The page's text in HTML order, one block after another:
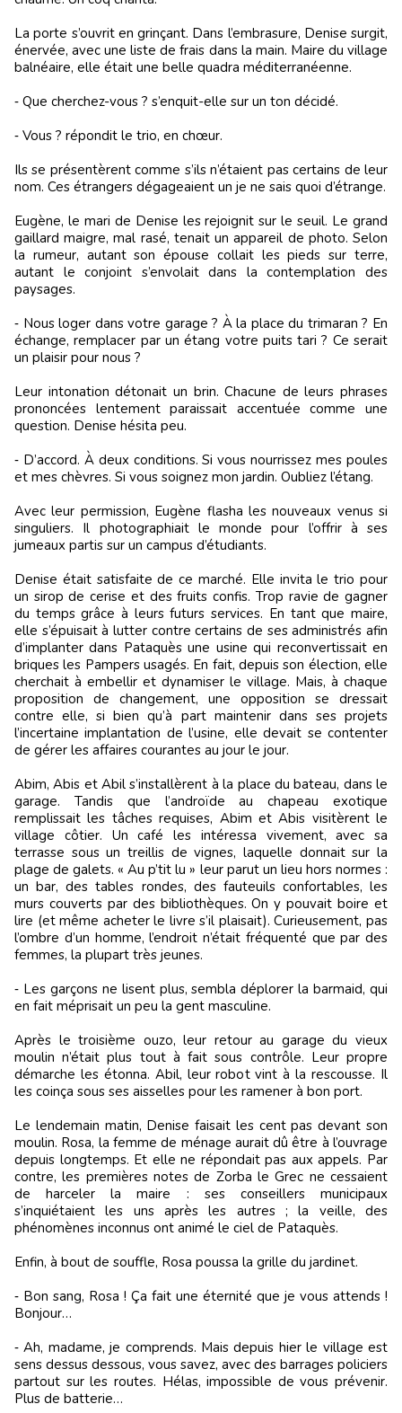
La porte s’ouvrit en grinçant. Dans l’embrasure, Denise surgit,
énervée, avec une liste de frais dans la main. Maire du village
balnéaire, elle était une belle quadra méditerranéenne.
‑ Que cherchez-vous ? s’enquit-elle sur un ton décidé.
‑ Vous ? répondit le trio, en chœur.
Ils se présentèrent comme s’ils n’étaient pas certains de leur
nom. Ces étrangers dégageaient un je ne sais quoi d’étrange.
Eugène, le mari de Denise les rejoignit sur le seuil. Le grand
gaillard maigre, mal rasé, tenait un appareil de photo. Selon
la rumeur, autant son épouse collait les pieds sur terre,
autant le conjoint s’envolait dans la contemplation des
paysages.
‑ Nous loger dans votre garage ? À la place du trimaran ? En
échange, remplacer par un étang votre puits tari ? Ce serait
un plaisir pour nous ?
Leur intonation détonait un brin. Chacune de leurs phrases
prononcées lentement paraissait accentuée comme une
question. Denise hésita peu.
‑ D’accord. À deux conditions. Si vous nourrissez mes poules
et mes chèvres. Si vous soignez mon jardin. Oubliez l’étang.
Avec leur permission, Eugène flasha les nouveaux venus si
singuliers. Il photographiait le monde pour l’offrir à ses
jumeaux partis sur un campus d’étudiants.
Denise était satisfaite de ce marché. Elle invita le trio pour
un sirop de cerise et des fruits confis. Trop ravie de gagner
du temps grâce à leurs futurs services. En tant que maire,
elle s’épuisait à lutter contre certains de ses administrés afin
d’implanter dans Pataquès une usine qui reconvertissait en
briques les Pampers usagés. En fait, depuis son élection, elle
cherchait à embellir et dynamiser le village. Mais, à chaque
proposition de changement, une opposition se dressait
contre elle, si bien qu’à part maintenir dans ses projets
l’incertaine implantation de l’usine, elle devait se contenter
de gérer les affaires courantes au jour le jour.
Abim, Abis et Abil s’installèrent à la place du bateau, dans le
garage. Tandis que l’androïde au chapeau exotique
remplissait les tâches requises, Abim et Abis visitèrent le
village côtier. Un café les intéressa vivement, avec sa
terrasse sous un treillis de vignes, laquelle donnait sur la
plage de galets. « Au p’tit lu » leur parut un lieu hors normes :
un bar, des tables rondes, des fauteuils confortables, les
murs couverts par des bibliothèques. On y pouvait boire et
lire (et même acheter le livre s’il plaisait). Curieusement, pas
l’ombre d’un homme, l’endroit n’était fréquenté que par des
femmes, la plupart très jeunes.
‑ Les garçons ne lisent plus, sembla déplorer la barmaid, qui
en fait méprisait un peu la gent masculine.
Après le troisième ouzo, leur retour au garage du vieux
moulin n’était plus tout à fait sous contrôle. Leur propre
démarche les étonna. Abil, leur robot vint à la rescousse. Il
les coinça sous ses aisselles pour les ramener à bon port.
Le lendemain matin, Denise faisait les cent pas devant son
moulin. Rosa, la femme de ménage aurait dû être à l’ouvrage
depuis longtemps. Et elle ne répondait pas aux appels. Par
contre, les premières notes de Zorba le Grec ne cessaient
de harceler la maire : ses conseillers municipaux
s’inquiétaient les uns après les autres ; la veille, des
phénomènes inconnus ont animé le ciel de Pataquès.
Enfin, à bout de souffle, Rosa poussa la grille du jardinet.
‑ Bon sang, Rosa ! Ça fait une éternité que je vous attends !
Bonjour…
‑ Ah, madame, je comprends. Mais depuis hier le village est
sens dessus dessous, vous savez, avec des barrages policiers
partout sur les routes. Hélas, impossible de vous prévenir.
Plus de batterie…